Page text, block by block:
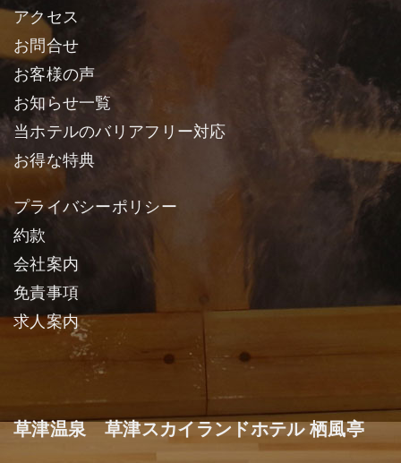
アクセス
お問合せ
お客様の声
お知らせ一覧
当ホテルのバリアフリー対応
お得な特典
プライバシーポリシー
約款
会社案内
免責事項
求人案内
草津温泉 草津スカイランドホテル 栖風亭